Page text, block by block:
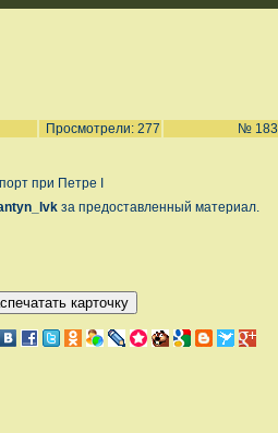
Просмотрели: 277
№ 183
при Петре I
за предоставленный материал.